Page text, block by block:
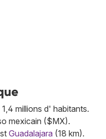
millions d' habitants.
mexicain ($MX).
Guadalajara (18 km).